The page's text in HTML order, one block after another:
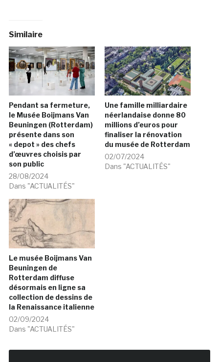
Similaire
Pendant sa fermeture,
le Musée Boijmans Van
Beuningen (Rotterdam)
présente dans son
« depot » des chefs
d’œuvres choisis par
son public
28/08/2024
Dans "ACTUALITÉS"
Une famille milliardaire
néerlandaise donne 80
millions d’euros pour
finaliser la rénovation
du musée de Rotterdam
02/07/2024
Dans "ACTUALITÉS"
Le musée Boijmans Van
Beuningen de
Rotterdam diffuse
désormais en ligne sa
collection de dessins de
la Renaissance italienne
02/09/2024
Dans "ACTUALITÉS"